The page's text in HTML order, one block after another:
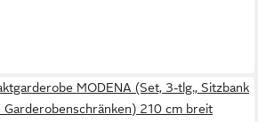
MODENA (Set, 3-tlg., Sitzbank
Garderobenschränken) 210 cm breit